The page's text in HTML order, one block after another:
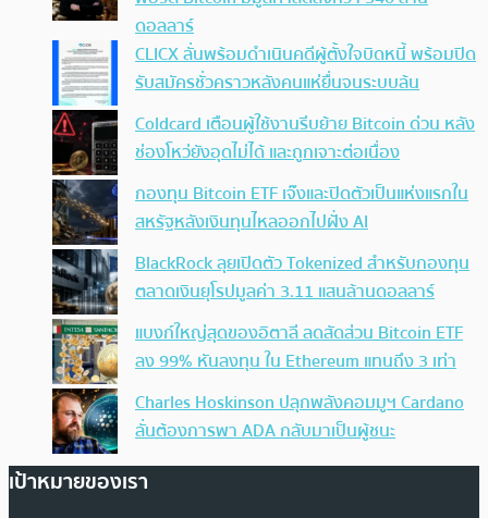
ดอลลาร์
CLICX ลั่นพร้อมดำเนินคดีผู้ตั้งใจบิดหนี้ พร้อมปิด
รับสมัครชั่วคราวหลังคนแห่ยื่นจนระบบล้น
Coldcard เตือนผู้ใช้งานรีบย้าย Bitcoin ด่วน หลัง
ช่องโหว่ยังอุดไม่ได้ และถูกเจาะต่อเนื่อง
กองทุน Bitcoin ETF เจ๊งและปิดตัวเป็นแห่งแรกใน
สหรัฐหลังเงินทุนไหลออกไปฝั่ง AI
BlackRock ลุยเปิดตัว Tokenized สำหรับกองทุน
ตลาดเงินยุโรปมูลค่า 3.11 แสนล้านดอลลาร์
แบงก์ใหญ่สุดของอิตาลี ลดสัดส่วน Bitcoin ETF
ลง 99% หันลงทุน ใน Ethereum แทนถึง 3 เท่า
Charles Hoskinson ปลุกพลังคอมมูฯ Cardano
ลั่นต้องการพา ADA กลับมาเป็นผู้ชนะ
เป้าหมายของเรา